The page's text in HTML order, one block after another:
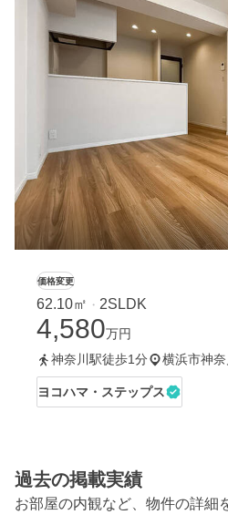
価格変更
62.10㎡ ・ 2SLDK
4,580万円
神奈川駅徒歩1分
横浜市神
ヨコハマ・ステップス
過去の掲載実績
お部屋の内観など、物件の詳細